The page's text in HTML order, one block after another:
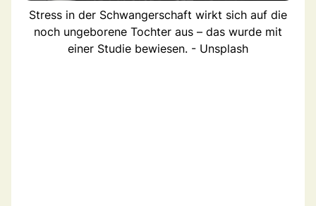
Stress in der Schwangerschaft wirkt sich auf die
noch ungeborene Tochter aus – das wurde mit
einer Studie bewiesen. - Unsplash